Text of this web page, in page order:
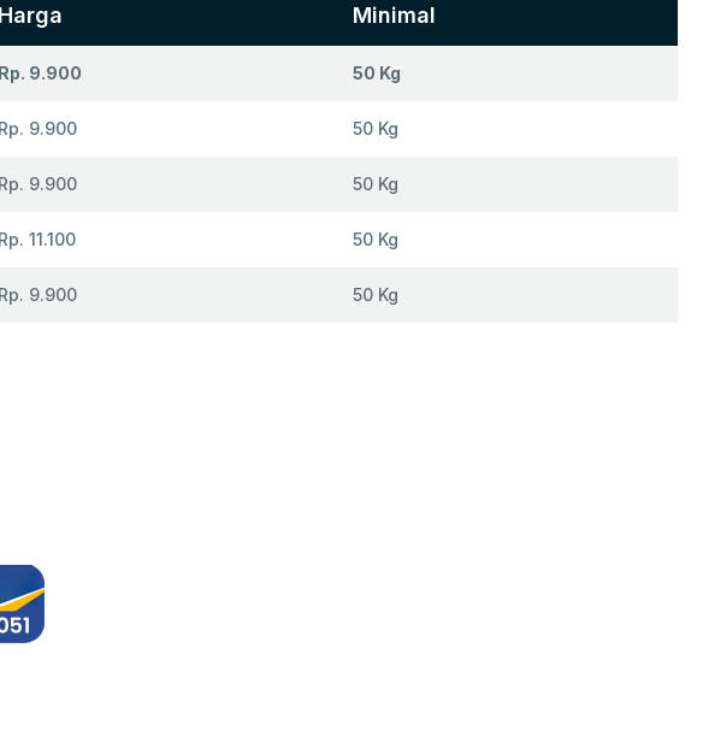
Harga Minimal
Rp. 9.900 50 Kg
Rp. 9.900 50 Kg
Rp. 9.900 50 Kg
Rp. 11.100 50 Kg
Rp. 9.900 50 Kg